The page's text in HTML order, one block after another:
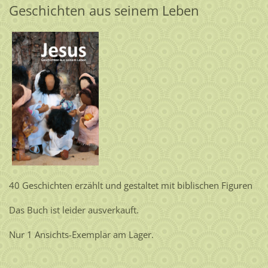
Geschichten aus seinem Leben
40 Geschichten erzählt und gestaltet mit biblischen Figuren
Das Buch ist leider ausverkauft.
Nur 1 Ansichts-Exemplar am Lager.